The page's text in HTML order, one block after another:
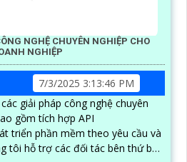
NGHỆ CHUYÊN NGHIỆP CHO
NGHIỆP
7/3/2025 3:13:46 PM
giải pháp công nghệ chuyên
gồm tích hợp API
triển phần mềm theo yêu cầu và